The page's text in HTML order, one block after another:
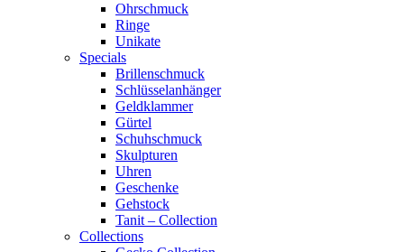
Ohrschmuck
Ringe
Unikate
Specials
Brillenschmuck
Schlüsselanhänger
Geldklammer
Gürtel
Schuhschmuck
Skulpturen
Uhren
Geschenke
Gehstock
Tanit – Collection
Collections